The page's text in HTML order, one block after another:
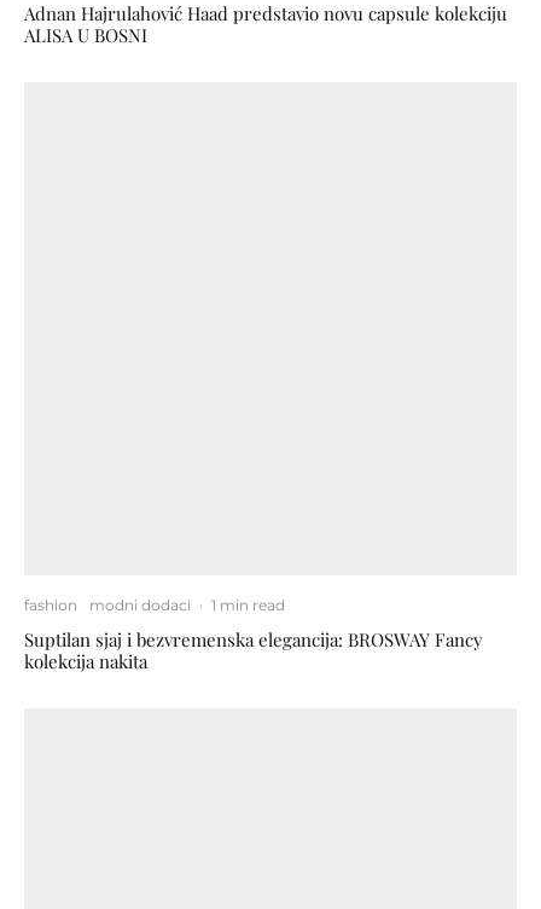
Adnan Hajrulahović Haad predstavio novu capsule kolekciju
ALISA U BOSNI
fashion modni dodaci · 1 min read
Suptilan sjaj i bezvremenska elegancija: BROSWAY Fancy
kolekcija nakita